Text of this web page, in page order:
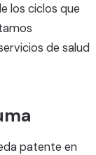
los ciclos que
de salud
patente en